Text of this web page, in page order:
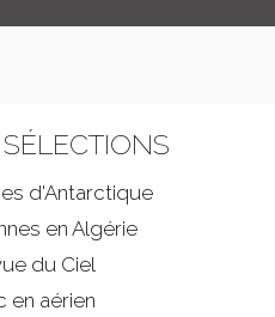
d'Antarctique
en Algérie
du Ciel
en aérien